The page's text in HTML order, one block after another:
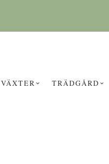
VÄXTER TRÄDGÅRD
KAN